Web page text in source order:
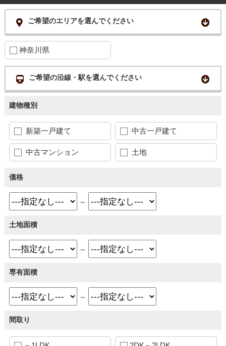
ご希望のエリアを選んでください
神奈川県
ご希望の沿線・駅を選んでください
建物種別
新築一戸建て 中古一戸建て
中古マンション 土地
価格
～
土地面積
～
専有面積
～
間取り